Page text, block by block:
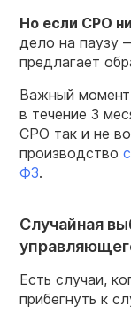
Но если СРО
дело на паузу
предлагает
Важный
в течение 3
СРО так и не
производство
ФЗ.
Случайная
Есть случаи,
прибегнуть к